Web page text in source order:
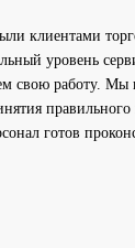
клиентами
уровень
свою работу. Мы
готов